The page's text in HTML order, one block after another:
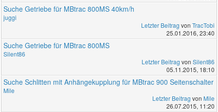
Suche Getriebe für MBtrac 800MS 40km/h
juggi
Letzter Beitrag von TracTobi
25.01.2016, 23:40
Suche Getriebe für MBtrac 800MS
Silent86
Letzter Beitrag von Silent86
05.11.2015, 18:10
Suche Schlitten mit Anhängekupplung für MBtrac 900 Seitenschalter
Mile
Letzter Beitrag von Mile
26.07.2015, 11:20